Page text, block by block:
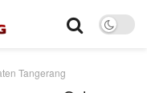
Tangerang